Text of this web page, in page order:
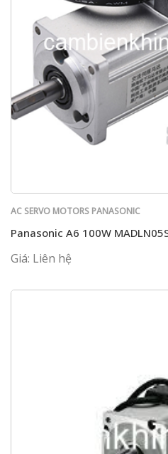
AC SERVO MOTORS PANASONIC
Panasonic A6 100W
Giá: Liên hệ